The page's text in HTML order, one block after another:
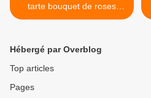
tarte bouquet de roses
ressemble à tout sauf à un
quand même
#tartebouquetderoses
Hébergé par Overblog
Top articles
Pages